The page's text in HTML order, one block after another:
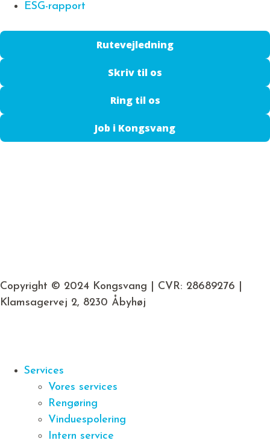
ESG-rapport
Rutevejledning
Skriv til os
Ring til os
Job i Kongsvang
Copyright © 2024 Kongsvang | CVR: 28689276 |
Klamsagervej 2, 8230 Åbyhøj
Services
Vores services
Rengøring
Vinduespolering
Intern service